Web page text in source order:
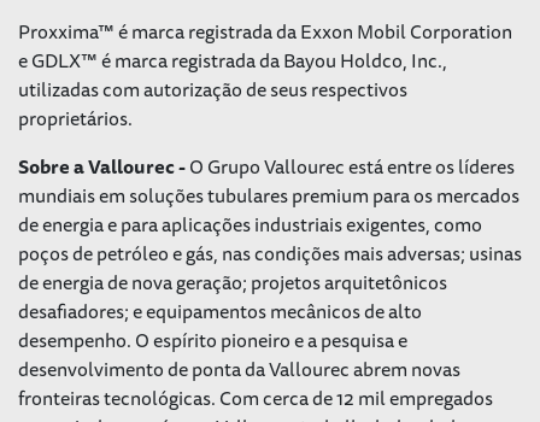
Proxxima™ é marca registrada da Exxon Mobil Corporation
e GDLX™ é marca registrada da Bayou Holdco, Inc.,
utilizadas com autorização de seus respectivos
proprietários.
Sobre a Vallourec -O Grupo Vallourec está entre os líderes
mundiais em soluções tubulares premium para os mercados
de energia e para aplicações industriais exigentes, como
poços de petróleo e gás, nas condições mais adversas; usinas
de energia de nova geração; projetos arquitetônicos
desafiadores; e equipamentos mecânicos de alto
desempenho. O espírito pioneiro e a pesquisa e
desenvolvimento de ponta da Vallourec abrem novas
fronteiras tecnológicas. Com cerca de 12 mil empregados